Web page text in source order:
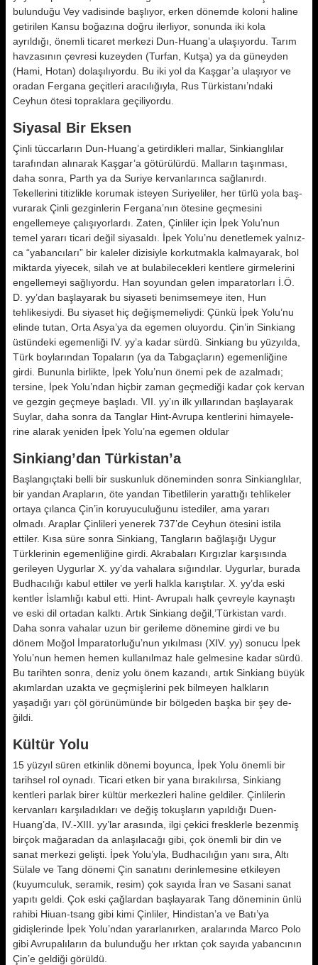
bulun­duğu Vey vadisinde başlıyor, erken dönemde koloni haline
getirilen Kansu boğazına doğru ilerliyor, sonunda iki kola
ayrıldığı, önemli ticaret mer­kezi Dun-Huang’a ulaşıyordu. Tarım
havzasının çevresi kuzeyden (Turfan, Kutşa) ya da güneyden
(Hami, Hotan) dolaşılıyordu. Bu iki yol da Kaşgar’a ulaşıyor ve
oradan Fergana geçitleri aracılığıyla, Rus Türkistanı’ndaki
Ceyhun ötesi topraklara geçiliyordu.
Siyasal Bir Eksen
Çinli tüccarların Dun-Huang’a getir­dikleri mallar, Sinkianglılar
tarafın­dan alınarak Kaşgar’a götürülürdü. Malların taşınması,
daha sonra, Parth ya da Suriye kervanlarınca sağ­lanırdı.
Tekellerini titizlikle korumak isteyen Suriyeliler, her türlü yola baş­
vurarak Çinli gezginlerin Fergana’nın ötesine geçmesini
engellemeye çalışı­yorlardı. Zaten, Çinliler için İpek Yolu’nun
temel yararı ticari değil siya­saldı. İpek Yolu’nu denetlemek yalnız­
ca “yabancıları” bir kaleler dizisiyle korkutmakla kalmayarak, bol
miktar­da yiyecek, silah ve at bulabilecekle­ri kentlere girmelerini
engellemeyi sağlıyordu. Han soyundan gelen impa­ratorları İ.Ö.
D. yy’dan başlayarak bu siyaseti benimsemeye iten, Hun
tehlikesiydi. Bu siyaset hiç değişmemeliy­di: Çünkü İpek Yolu’nu
elinde tutan, Orta Asya’ya da egemen oluyordu. Çin’in Sinkiang
üstündeki egemenliği IV. yy’a kadar sürdü. Sinkiang bu yüz­yılda,
Türk boylarından Topaların (ya da Tabgaçların) egemenliğine
girdi. Bununla birlikte, İpek Yolu’nun öne­mi pek de azalmadı;
tersine, İpek Yolu’ndan hiçbir zaman geçmediği ka­dar çok kervan
ve gezgin geçmeye başladı. VII. yy’ın ilk yıllarından baş­layarak
Suylar, daha sonra da Tanglar Hint-Avrupa kentlerini himayele­
rine alarak yeniden İpek Yolu’na ege­men oldular
Sinkiang’dan Türkistan’a
Başlangıçtaki belli bir suskunluk dö­neminden sonra Sinkianglılar,
bir yandan Arapların, öte yandan Tibet­lilerin yarattığı tehlikeler
ortaya çılanca Çin’in koruyuculuğunu istediler, ama yararı
olmadı. Araplar Çinlileri yenerek 737’de Ceyhun ötesini istila
ettiler. Kısa süre sonra Sinkiang, Tangların bağlaşığı Uygur
Türklerinin egemenliğine girdi. Akrabaları Kırgızlar karşısında
gerileyen Uygurlar X. yy’da vahalara sığındılar. Uygurlar, burada
Budhacılığı kabul ettiler ve yerli halkla karıştılar. X. yy’da eski
kentler İslamlığı kabul etti. Hint- Avrupalı halk çevreyle kaynaştı
ve es­ki dil ortadan kalktı. Artık Sinkiang değil,’Türkistan vardı.
Daha sonra va­halar uzun bir gerileme dönemine gir­di ve bu
dönem Moğol İmparatorluğu’nun yıkılması (XIV. yy) sonucu İpek
Yolu’nun hemen hemen kullanılmaz hale gelmesine kadar sürdü.
Bu tarihten sonra, deniz yolu önem kazandı, artık Sinkiang büyük
akımlardan uzakta ve geçmişlerini pek bilmeyen halkların
yaşadığı yarı çöl görünü­münde bir bölgeden başka bir şey de­
ğildi.
Kültür Yolu
15 yüzyıl süren etkinlik dönemi boyun­ca, İpek Yolu önemli bir
tarihsel rol oynadı. Ticari etken bir yana bırakı­lırsa, Sinkiang
kentleri parlak birer kültür merkezleri haline geldiler. Çin­lilerin
kervanları karşıladıkları ve de­ğiş tokuşların yapıldığı Duen-
Huang’da, IV.-XIII. yy’lar arasında, ilgi çekici fresklerle bezenmiş
birçok mağara­dan da anlaşılacağı gibi, çok önemli bir din ve
sanat merkezi gelişti. İpek Yolu’yla, Budhacılığın yanı sıra, Al­tı
Sülale ve Tang dönemi Çin sanatını derinlemesine etkileyen
(kuyumculuk, seramik, resim) çok sayıda İran ve Sasani sanat
yapıtı geldi. Çok eski çağ­lardan başlayarak Tang döneminin ünlü
rahibi Hiuan-tsang gibi kimi Çin­liler, Hindistan’a ve Batı’ya
gidişlerin­de İpek Yolu’ndan yararlanırken, ara­larında Marco Polo
gibi Avrupalıların da bulunduğu her ırktan çok sayıda yabancının
Çin’e geldiği görüldü.